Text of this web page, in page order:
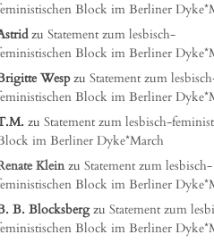
Block im Berliner
zu Statement zum lesbisch-
Block im Berliner
Wespzu Statement zum
Block im Berliner
zu Statement zum lesbisch-
im Berliner Dyke*March
Kleinzu Statement zum lesbisch-
Block im Berliner
B. Blocksbergzu Statement zum
Block im Berliner